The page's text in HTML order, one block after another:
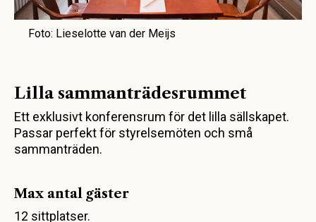
Foto: Lieselotte van der Meijs
Lilla sammanträdesrummet
Ett exklusivt konferensrum för det lilla sällskapet.
Passar perfekt för styrelsemöten och små
sammanträden.
Max antal gäster
12 sittplatser.